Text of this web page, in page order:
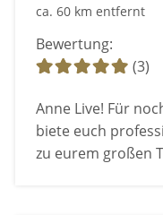
ca. 60 km entfernt
Bewertung:
(3)
Anne Live! Für
biete euch
zu eurem großen